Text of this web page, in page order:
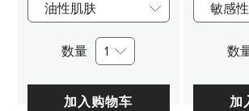
油性肌肤
数量 1
加入购物车
敏感
数
加